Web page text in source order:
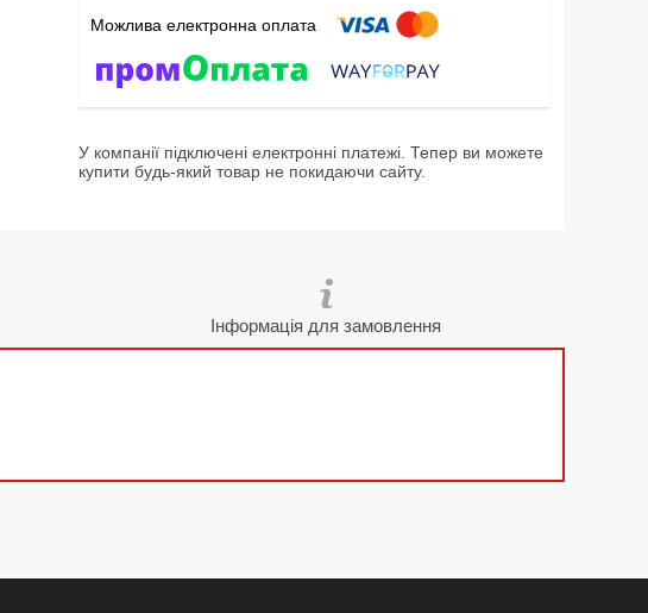
У компанії підключені електронні платежі. Тепер ви можете
купити будь-який товар не покидаючи сайту.
Інформація для замовлення